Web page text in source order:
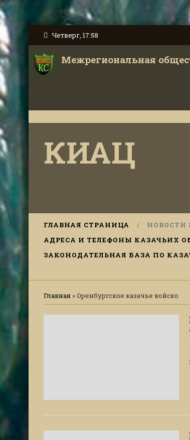
Четверг, 17:58
Межрегиональная
КИАЦ
ГЛАВНАЯ СТРАНИЦА НОВОСТИ
АДРЕСА И ТЕЛЕФОНЫ КАЗАЧЬИХ
ЗАКОНОДАТЕЛЬНАЯ БАЗА ПО
Главная »Оренбургское казачье войско